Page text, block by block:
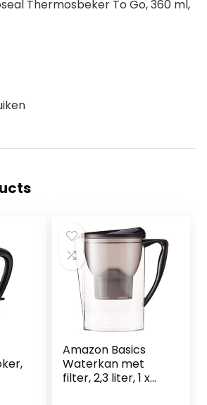
Thermosbeker To Go, 360 ml,
Amazon Basics
Waterkan met
filter, 2,3 liter, 1 x